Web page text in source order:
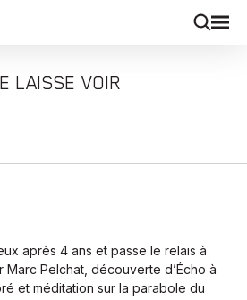
LAISSE VOIR
après 4 ans et passe le relais à
Marc Pelchat, découverte d’Écho à
et méditation sur la parabole du